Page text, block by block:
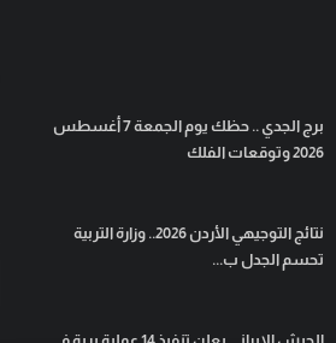
برج الجدي .. حظك يوم الجمعة 7 أغسطس
2026 وتوقعات الفلك
نتائج التوجيهي الأردن 2026.. وزارة التربية
تحسم الجدل ب...